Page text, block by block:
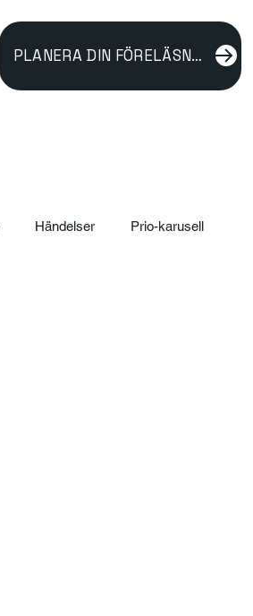
PLANERA DIN FÖRELÄSNING
Händelser Prio-karusell